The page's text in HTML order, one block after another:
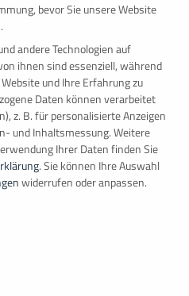
bevor Sie unsere Website
andere Technologien auf
ihnen sind essenziell, während
und Ihre Erfahrung zu
Daten können verarbeitet
z. B. für personalisierte Anzeigen
und Inhaltsmessung.Weitere
Ihrer Daten finden Sie
.Sie können Ihre Auswahl
widerrufen oder anpassen.